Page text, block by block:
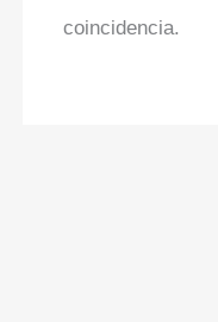
coincidencia.